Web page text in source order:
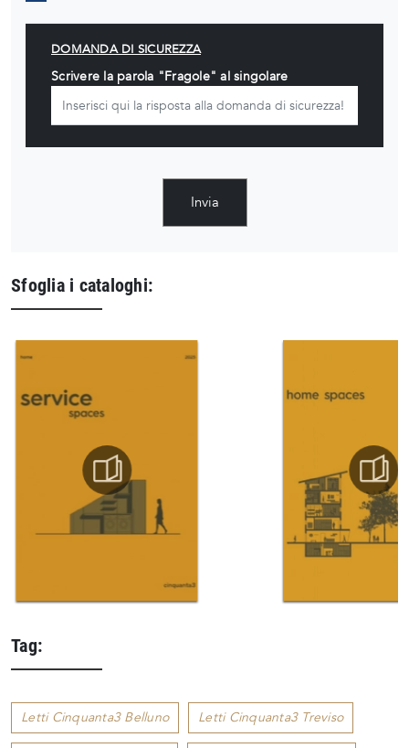
DOMANDA DI SICUREZZA
Scrivere la parola "Fragole" al singolare
Invia
Sfoglia i cataloghi:
Tag:
Letti Cinquanta3 Belluno Letti Cinquanta3 Treviso